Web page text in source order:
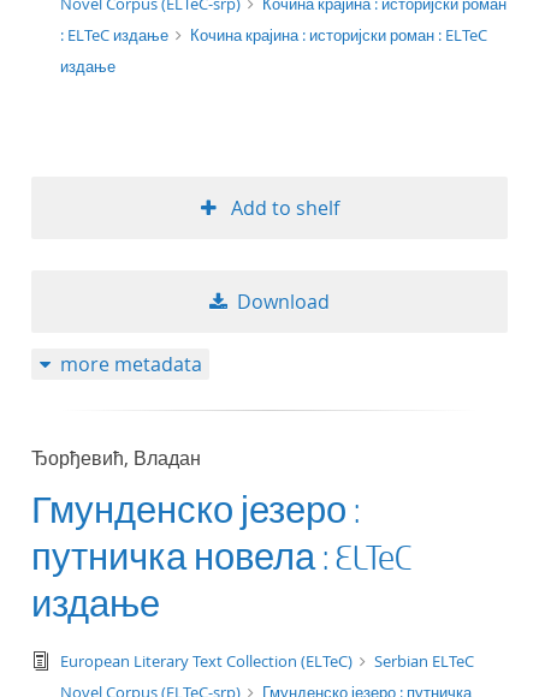
: ELTeC издање
Кочина крајина : историјски роман : ELTeC
издање
Add to shelf
Download
more metadata
Ђорђевић, Владан
Гмунденско језеро :
путничка новела : ELTeC
издање
text/tg.edition+tg.aggregation+xml
European Literary Text Collection (ELTeC)
Serbian ELTeC
Novel Corpus (ELTeC-srp)
Гмунденско језеро : путничка